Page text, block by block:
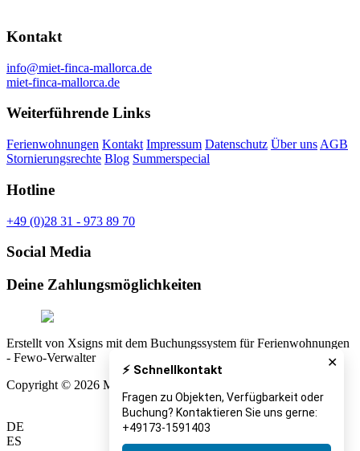
Kontakt
info@miet-finca-mallorca.de
miet-finca-mallorca.de
Weiterführende Links
Ferienwohnungen Kontakt Impressum Datenschutz Über uns AGB
Stornierungsrechte Blog Summerspecial
Hotline
+49 (0)28 31 - 973 89 70
Social Media
Deine Zahlungsmöglichkeiten
Erstellt von Xsigns mit dem Buchungssystem für Ferienwohnungen
- Fewo-Verwalter
Copyright © 2026 Miet Finca Mallorca
DE
ES
✕
⚡ Schnellkontakt
Fragen zu Objekten, Verfügbarkeit oder
Buchung? Kontaktieren Sie uns gerne:
+49173-1591403